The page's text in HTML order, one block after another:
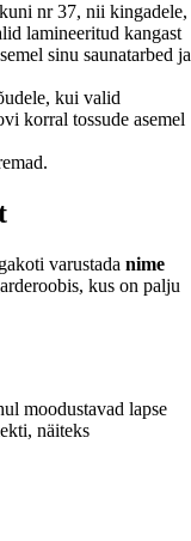
nr 37, nii kingadele,
lamineeritud kangast
sinu saunatarbed ja
kui valid
korral tossude asemel
varustada nime
kus on palju
moodustavad lapse
näiteks